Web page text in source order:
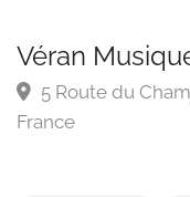
Véran
5 Route du
France